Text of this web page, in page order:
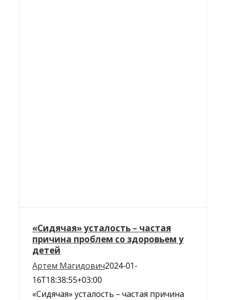
«Сидячая» усталость – частая
причина проблем со здоровьем у
детей
Артем Магидович2024-01-
16T18:38:55+03:00
«Сидячая» усталость – частая причина